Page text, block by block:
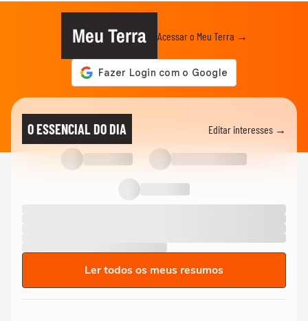
Meu Terra Acessar o Meu Terra →
O ESSENCIAL DO DIA Editar interesses →
Ler todos os meus resumos